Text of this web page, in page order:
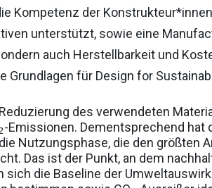
Kompetenz der
unterstützt, sowie eine
auch Herstellbarkeit und
Grundlagen für Design for
des verwendeten
-Emissionen. Dementsprechend hat
Nutzungsphase, die den größten
Das ist der Punkt, an dem
sich die Baseline der